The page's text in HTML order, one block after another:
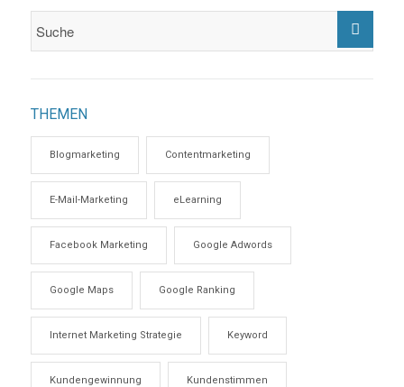
THEMEN
Blogmarketing Contentmarketing
E-Mail-Marketing eLearning
Facebook Marketing Google Adwords
Google Maps Google Ranking
Internet Marketing Strategie Keyword
Kundengewinnung Kundenstimmen